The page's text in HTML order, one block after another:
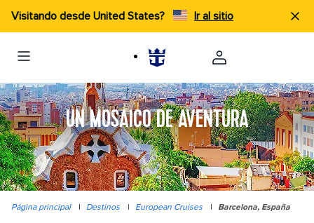
Visitando desde United States? Ir al sitio
UN MOSAICO DE AVENTURA
Página principal | Destinos | European Cruises | Barcelona, España